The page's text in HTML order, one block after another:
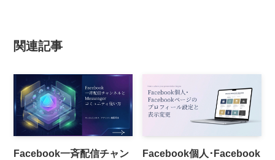
関連記事
Facebook一斉配信チャン
Facebook個人･Facebook